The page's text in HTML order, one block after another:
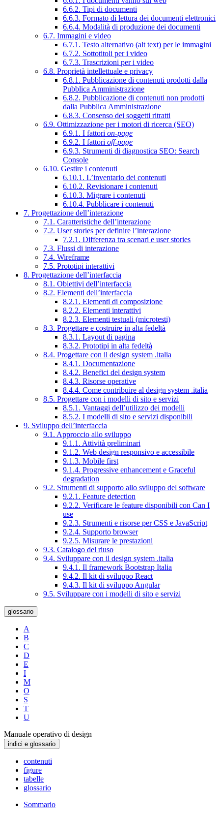
6.6.2. Tipi di documenti
6.6.3. Formato di lettura dei documenti elettronici
6.6.4. Modalità di produzione dei documenti
6.7. Immagini e video
6.7.1. Testo alternativo (alt text) per le immagini
6.7.2. Sottotitoli per i video
6.7.3. Trascrizioni per i video
6.8. Proprietà intellettuale e privacy
6.8.1. Pubblicazione di contenuti prodotti dalla
Pubblica Amministrazione
6.8.2. Pubblicazione di contenuti non prodotti
dalla Pubblica Amministrazione
6.8.3. Consenso dei soggetti ritratti
6.9. Ottimizzazione per i motori di ricerca (SEO)
6.9.1. I fattori on-page
6.9.2. I fattori off-page
6.9.3. Strumenti di diagnostica SEO: Search
Console
6.10. Gestire i contenuti
6.10.1. L’inventario dei contenuti
6.10.2. Revisionare i contenuti
6.10.3. Migrare i contenuti
6.10.4. Pubblicare i contenuti
7. Progettazione dell’interazione
7.1. Caratteristiche dell’interazione
7.2. User stories per definire l’interazione
7.2.1. Differenza tra scenari e user stories
7.3. Flussi di interazione
7.4. Wireframe
7.5. Prototipi interattivi
8. Progettazione dell’interfaccia
8.1. Obiettivi dell’interfaccia
8.2. Elementi dell’interfaccia
8.2.1. Elementi di composizione
8.2.2. Elementi interattivi
8.2.3. Elementi testuali (microtesti)
8.3. Progettare e costruire in alta fedeltà
8.3.1. Layout di pagina
8.3.2. Prototipi in alta fedeltà
8.4. Progettare con il design system .italia
8.4.1. Documentazione
8.4.2. Benefici del design system
8.4.3. Risorse operative
8.4.4. Come contribuire al design system .italia
8.5. Progettare con i modelli di sito e servizi
8.5.1. Vantaggi dell’utilizzo dei modelli
8.5.2. I modelli di sito e servizi disponibili
9. Sviluppo dell’interfaccia
9.1. Approccio allo sviluppo
9.1.1. Attività preliminari
9.1.2. Web design responsivo e accessibile
9.1.3. Mobile first
9.1.4. Progressive enhancement e Graceful
degradation
9.2. Strumenti di supporto allo sviluppo del software
9.2.1. Feature detection
9.2.2. Verificare le feature disponibili con Can I
use
9.2.3. Strumenti e risorse per CSS e JavaScript
9.2.4. Supporto browser
9.2.5. Misurare le prestazioni
9.3. Catalogo del riuso
9.4. Sviluppare con il design system .italia
9.4.1. Il framework Bootstrap Italia
9.4.2. Il kit di sviluppo React
9.4.3. Il kit di sviluppo Angular
9.5. Sviluppare con i modelli di sito e servizi
glossario
A
B
C
D
E
I
M
O
S
T
U
Manuale operativo di design
indici e glossario
contenuti
figure
tabelle
glossario
Sommario